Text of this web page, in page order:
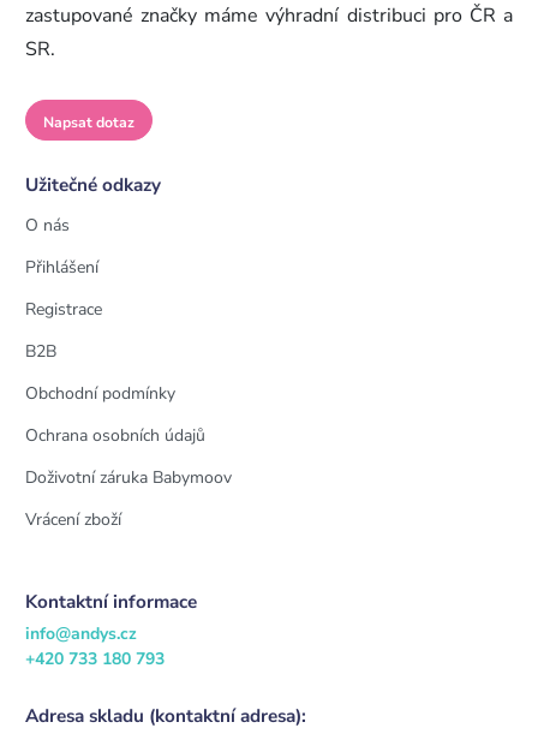
zastupované značky máme výhradní distribuci pro ČR a
SR.
Napsat dotaz
Užitečné odkazy
O nás
Přihlášení
Registrace
B2B
Obchodní podmínky
Ochrana osobních údajů
Doživotní záruka Babymoov
Vrácení zboží
Kontaktní informace
info@andys.cz
+420 733 180 793
Adresa skladu (kontaktní adresa):